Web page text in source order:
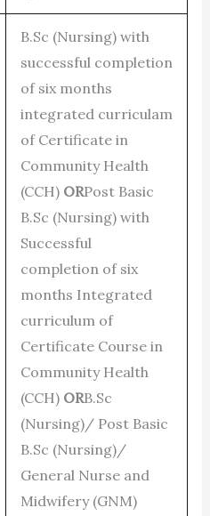
B.Sc (Nursing) with
successful completion
of six months
integrated curriculam
of Certificate in
Community Health
(CCH) ORPost Basic
B.Sc (Nursing) with
Successful
completion of six
months Integrated
curriculum of
Certificate Course in
Community Health
(CCH)ORB.Sc
(Nursing)/ Post Basic
B.Sc (Nursing)/
General Nurse and
Midwifery (GNM)